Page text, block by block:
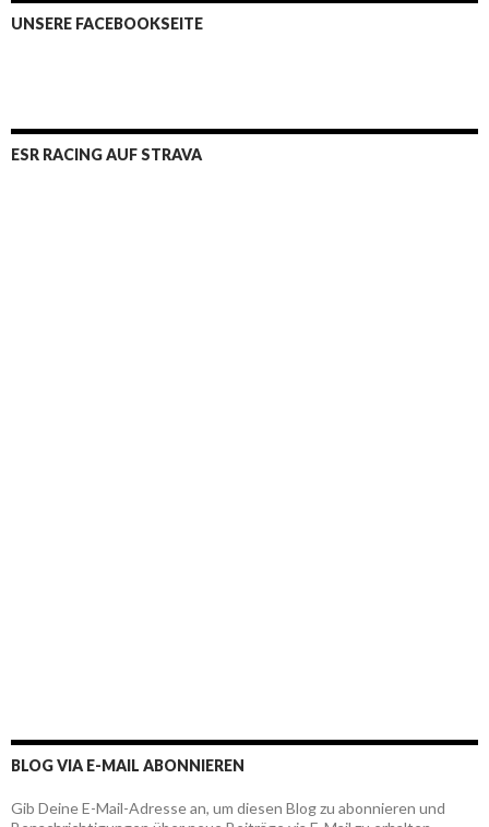
UNSERE FACEBOOKSEITE
ESR RACING AUF STRAVA
BLOG VIA E-MAIL ABONNIEREN
Gib Deine E-Mail-Adresse an, um diesen Blog zu abonnieren und